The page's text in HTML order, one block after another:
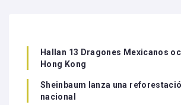
Hallan 13 Dragones Mexicanos
Hong Kong
Sheinbaum lanza una
nacional